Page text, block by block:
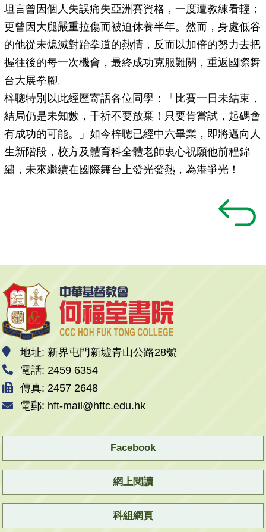
坦言曾因個人失誤痛失亞洲賽資格，一度遭教練看輕；
更曾因大腿嚴重拉傷而被迫休養半年。然而，身處低谷
的他從未熄滅對跆拳道的熱情，反而以加倍的努力去把
握往後的每一次機會，最終成功克服難關，重返國際舞
台大展拳腳。
梓聰特別以此經歷寄語各位同學：「比賽一日未結束，
結局仍是未知數，千祈不要放棄！只要肯嘗試，起碼會
有成功的可能。」如今梓聰已經中六畢業，即將邁向人
生新階段，校方及體育科全體老師衷心祝願他前程錦
繡，未來繼續在國際舞台上發光發熱，為港爭光！
地址: 新界屯門新墟青山公路28號
電話: 2459 6354
傳真: 2457 2648
電郵: hft-mail@hftc.edu.hk
Facebook
網上閱讀
科組網頁